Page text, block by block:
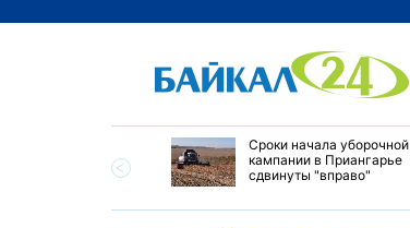
колледжах
Сроки начала уборочной
кампании в Приангарье
сдвинуты "вправо"